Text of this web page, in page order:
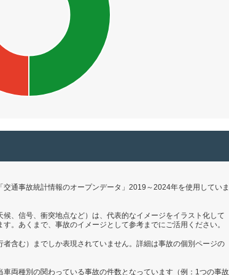
通事故統計情報のオープンデータ」2019～2024年を使用していま
、信号、衝突地点など）は、代表的なイメージをイラスト化して
。あくまで、事故のイメージとして参考までにご活用ください。
含む）までしか表現されていません。詳細は事故の個別ページの
両種別の関わっている事故の件数となっています（例：1つの事故